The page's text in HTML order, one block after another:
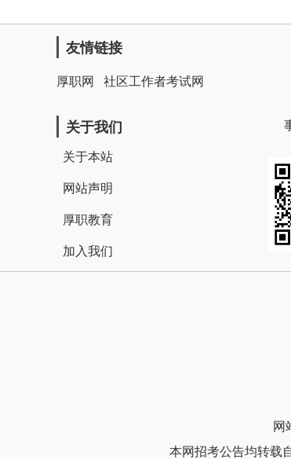
友情链接
厚职网 社区工作者考试网
关于我们
关于本站
网站声明
厚职教育
加入我们
网
本网招考公告均转载